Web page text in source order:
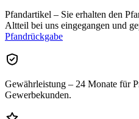
Pfandartikel – Sie erhalten den
Altteil bei uns eingegangen und
Pfandrückgabe
Gewährleistung – 24 Monate für
Gewerbekunden.